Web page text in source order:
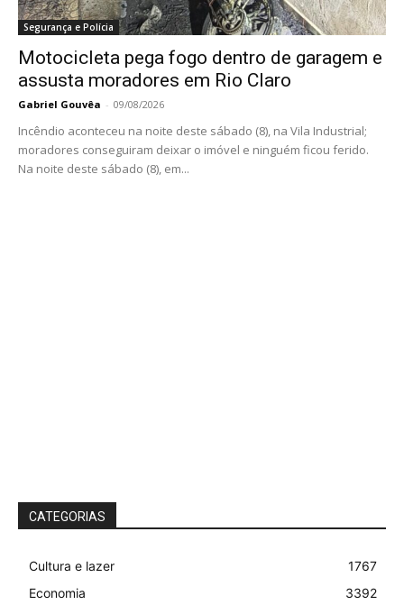
Segurança e Polícia
Motocicleta pega fogo dentro de garagem e
assusta moradores em Rio Claro
Gabriel Gouvêa - 09/08/2026
Incêndio aconteceu na noite deste sábado (8), na Vila Industrial;
moradores conseguiram deixar o imóvel e ninguém ficou ferido.
Na noite deste sábado (8), em...
CATEGORIAS
Cultura e lazer
1767
Economia
3392